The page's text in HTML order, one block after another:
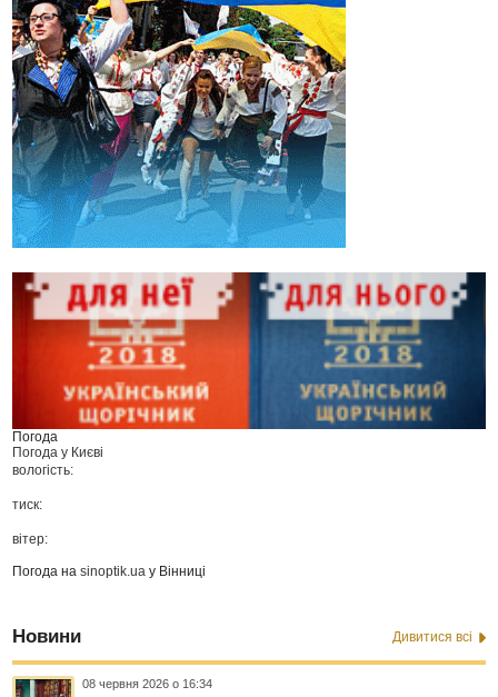
Погода
Погода у Києві
вологість:
тиск:
вітер:
Погода наsinoptik.ua у Вінниці
Новини Дивитися всі
08 червня 2026 о 16:34